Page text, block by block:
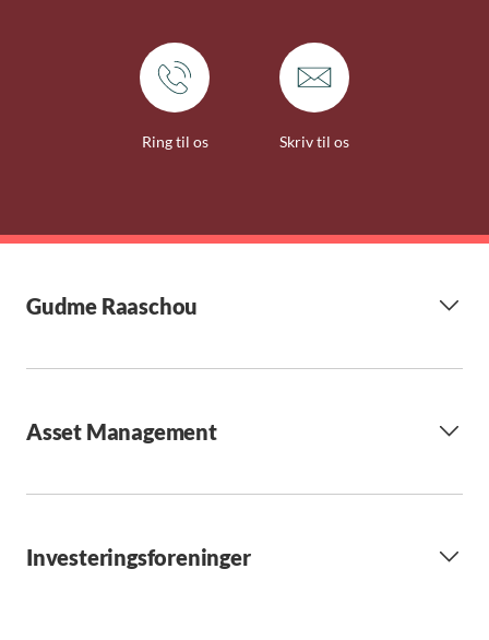
Ring til os Skriv til os
Gudme Raaschou
Asset Management
Investeringsforeninger